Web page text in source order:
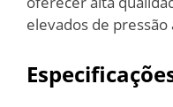
elevados de pressão